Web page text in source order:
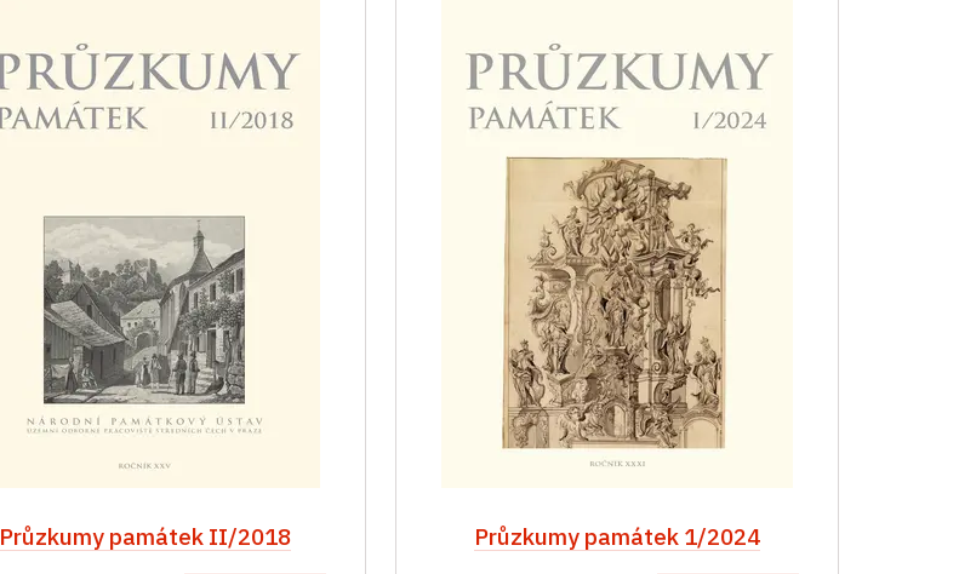
Průzkumy památek II/2018 Průzkumy památek 1/2024